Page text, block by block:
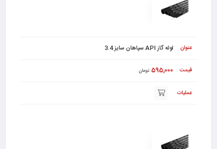
لوله گاز API سپاهان سایز 3.4
595,000 تومان